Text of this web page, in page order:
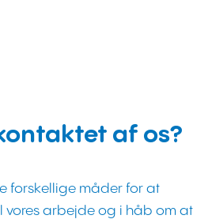
af os?
forskellige måder for at
vores arbejde og i håb om at